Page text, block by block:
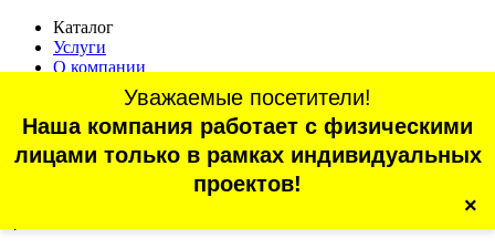
Каталог
Услуги
О компании
Статьи
Контакты
Отзывы
г. Санкт-Петербург, проспект Обуховской Обороны, 70, корп.
Уважаемые посетители!
Наша компания работает с физическими
лицами только в рамках индивидуальных
проектов!
×